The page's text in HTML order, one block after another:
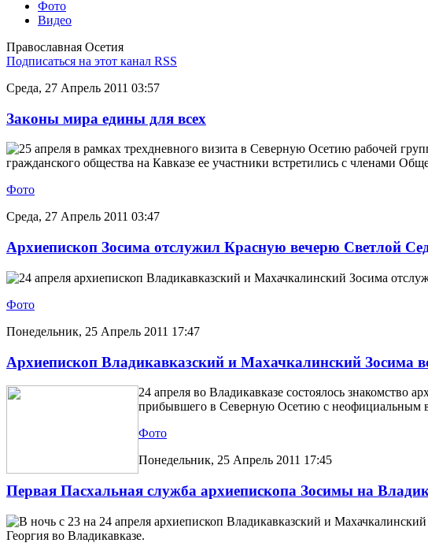
Фото
Видео
Православная Осетия
Подписаться на этот канал RSS
Среда, 27 Апрель 2011 03:57
Законы мира едины для всех
25 апреля в рамках трехдневного визита в Северную Осетию рабочей
гражданского общества на Кавказе ее участники встретились с членами
Фото
Среда, 27 Апрель 2011 03:47
Архиепископ Зосима отслужил Красную вечерю Светлой
24 апреля архиепископ Владикавказский и Махачкалинский Зосима
Фото
Понедельник, 25 Апрель 2011 17:47
Архиепископ Владикавказский и Махачкалинский Зосима
24 апреля во Владикавказе состоялось знакомство
прибывшего в Северную Осетию с неофициальным
Фото
Понедельник, 25 Апрель 2011 17:45
Первая Пасхальная служба архиепископа Зосимы на
В ночь с 23 на 24 апреля архиепископ Владикавказский и
Георгия во Владикавказе.